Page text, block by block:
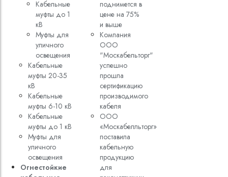
Кабельные
муфты до 1
кВ
Муфты для
уличного
освещения
Кабельные
муфты 20-35
кВ
Кабельные
муфты 6-10 кВ
Кабельные
муфты до 1 кВ
Муфты для
уличного
освещения
Огнестойкие
поднимется в
цене на 75%
и выше
Компания
ООО
"Москабельторг"
успешно
прошла
сертификацию
производимого
кабеля
ООО
«Москабелльторг»
поставила
кабельную
продукцию
для